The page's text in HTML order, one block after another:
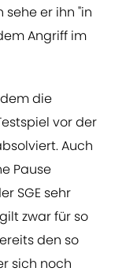
sehe er ihn "in
Angriff im
die
vor der
Auch
Pause
SGE sehr
zwar für so
den so
sich noch